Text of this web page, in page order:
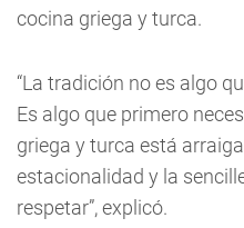
cocina griega y turca.
“La tradición no es algo
Es algo que primero
griega y turca está
estacionalidad y la
respetar”, explicó.